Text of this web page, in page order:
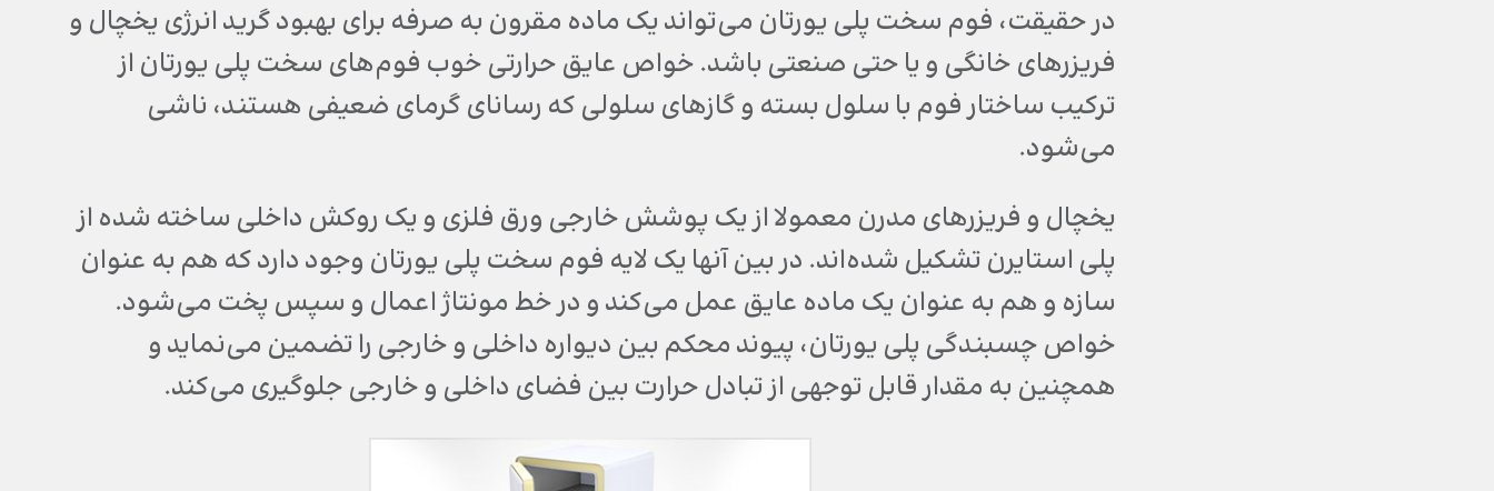
در حقیقت، فوم سخت پلی یورتان می‌تواند یک ماده مقرون به صرفه برای بهبود گرید انرژی یخچال و
فریزرهای خانگی و یا حتی صنعتی باشد. خواص عایق حرارتی خوب فوم‌های سخت پلی یورتان از
ترکیب ساختار فوم با سلول بسته و گازهای سلولی که رسانای گرمای ضعیفی هستند، ناشی
می‌شود.
یخچال و فریزرهای مدرن معمولا از یک پوشش خارجی ورق فلزی و یک روکش داخلی ساخته شده از
پلی استایرن تشکیل شده‌اند. در بین آنها یک لایه فوم سخت پلی یورتان وجود دارد که هم به عنوان
سازه و هم به عنوان یک ماده عایق عمل می‌کند و در خط مونتاژ اعمال و سپس پخت می‌شود.
خواص چسبندگی پلی یورتان، پیوند محکم بین دیواره داخلی و خارجی را تضمین می‌نماید و
همچنین به مقدار قابل توجهی از تبادل حرارت بین فضای داخلی و خارجی جلوگیری می‌کند.